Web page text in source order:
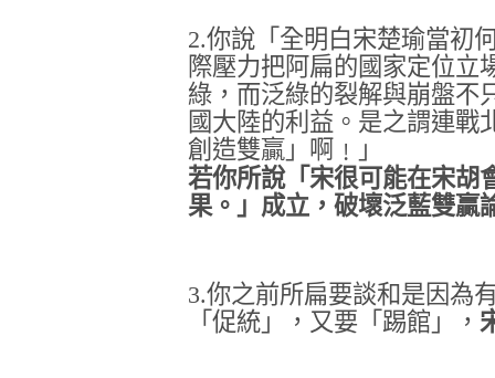
2.你說「全明白宋楚瑜當初
際壓力把阿扁的國家定位立
綠，而泛綠的裂解與崩盤不
國大陸的利益。是之謂連戰
創造雙贏」啊﹗」
若你所說「宋很可能在宋胡
果。」成立，破壞泛藍雙贏
3.你之前所扁要談和是因為
「促統」，又要「踢館」，